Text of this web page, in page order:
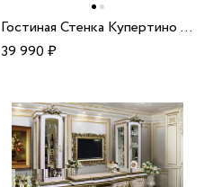
Гостиная Стенка Купертино 1 (квадрат) белый глянец мдф
39 990₽